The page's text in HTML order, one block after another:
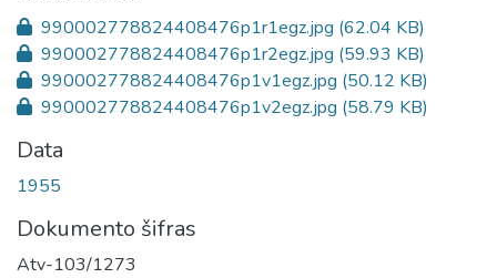
990002778824408476p1r1egz.jpg (62.04 KB)
990002778824408476p1r2egz.jpg (59.93 KB)
990002778824408476p1v1egz.jpg (50.12 KB)
990002778824408476p1v2egz.jpg (58.79 KB)
Data
1955
Dokumento šifras
Atv-103/1273